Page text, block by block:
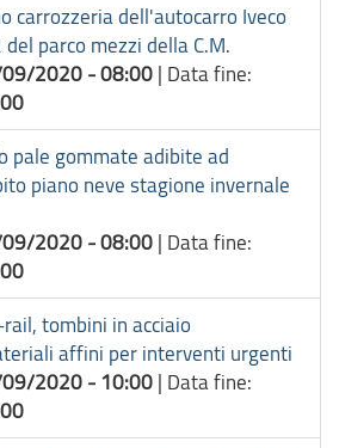
carrozzeria dell'autocarro Iveco
parco mezzi della C.M.
2020 - 08:00 | Data fine:
pale gommate adibite ad
piano neve stagione invernale
2020 - 08:00 | Data fine:
tombini in acciaio
affini per interventi urgenti
2020 - 10:00 | Data fine: